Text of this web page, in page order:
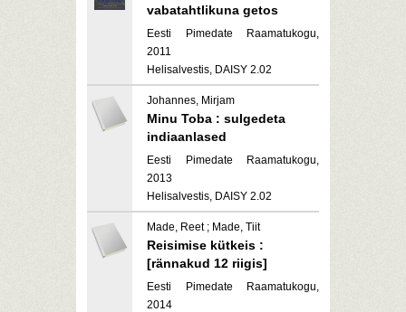
vabatahtlikuna getos
Eesti Pimedate Raamatukogu,
2011
Helisalvestis, DAISY 2.02
Johannes, Mirjam
Minu Toba : sulgedeta
indiaanlased
Eesti Pimedate Raamatukogu,
2013
Helisalvestis, DAISY 2.02
Made, Reet ; Made, Tiit
Reisimise kütkeis :
[rännakud 12 riigis]
Eesti Pimedate Raamatukogu,
2014